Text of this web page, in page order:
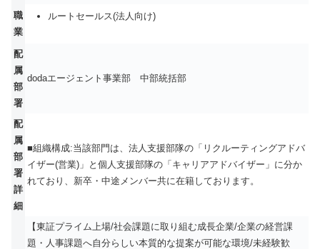
職
業
ルートセールス(法人向け)
配
属
部
署
dodaエージェント事業部 中部統括部
配
属
部
署
詳
細
■組織構成:当該部門は、法人支援部隊の「リクルーティングアドバ
イザー(営業)」と個人支援部隊の「キャリアアドバイザー」に分か
れており、新卒・中途メンバー共に在籍しております。
【東証プライム上場/社会課題に取り組む成長企業/企業の経営課
題・人事課題へ自分らしい本質的な提案が可能な環境/未経験歓